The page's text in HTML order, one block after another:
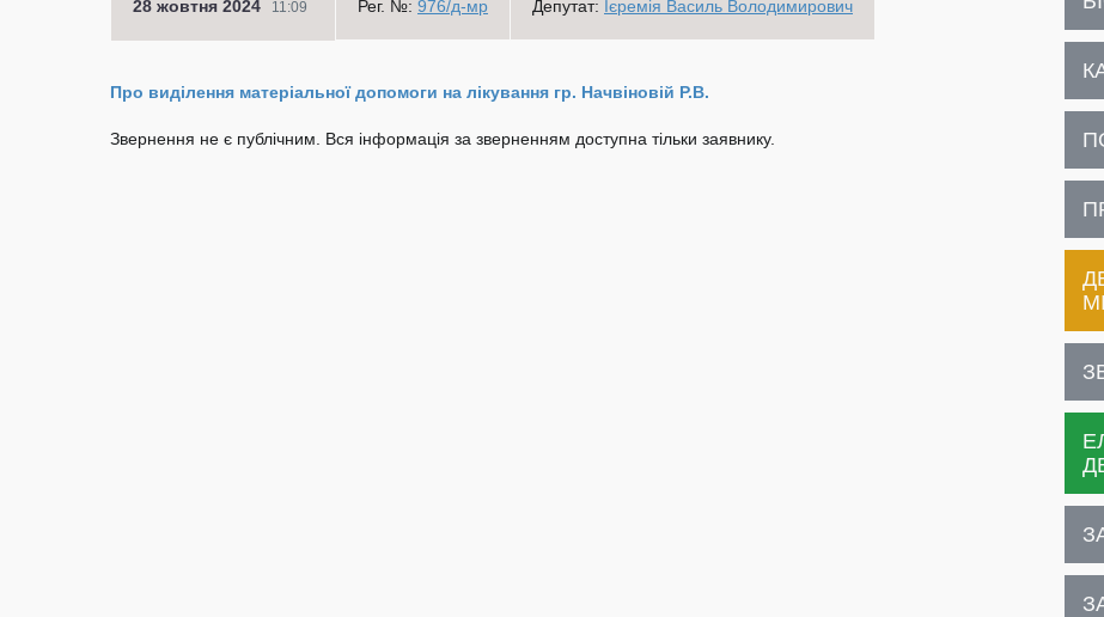
28 жовтня 2024 11:09 Рег. №: 976/д-мр Депутат: Ієремія Василь Володимирович
Про виділення матеріальної допомоги на лікування гр. Начвіновій Р.В.
Звернення не є публічним. Вся інформація за зверненням доступна тільки заявнику.